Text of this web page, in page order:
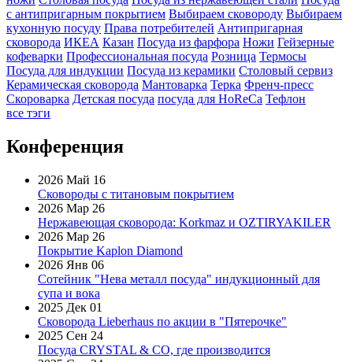
с антипригарным покрытием Выбираем сковороду Выбираем
кухонную посуду Права потребителей Антипригарная
сковорода ИКЕА Казан Посуда из фарфора Ножи Гейзерные
кофеварки Профессиональная посуда Розница Термосы
Посуда для индукции Посуда из керамики Столовый сервиз
Керамическая сковорода Мантоварка Терка Френч-пресс
Скороварка Детская посуда посуда для HoReCa Тефлон
все тэги
Конференция
2026 Май 16
Сковороды с титановым покрытием
2026 Мар 26
Нержавеющая сковорода: Korkmaz и OZTIRYAKILER
2026 Мар 26
Покрытие Kaplon Diamond
2026 Янв 06
Сотейник "Нева металл посуда" индукционный для
супа и вока
2025 Дек 01
Сковорода Lieberhaus по акции в "Пятерочке"
2025 Сен 24
Посуда CRYSTAL & CO, где производится